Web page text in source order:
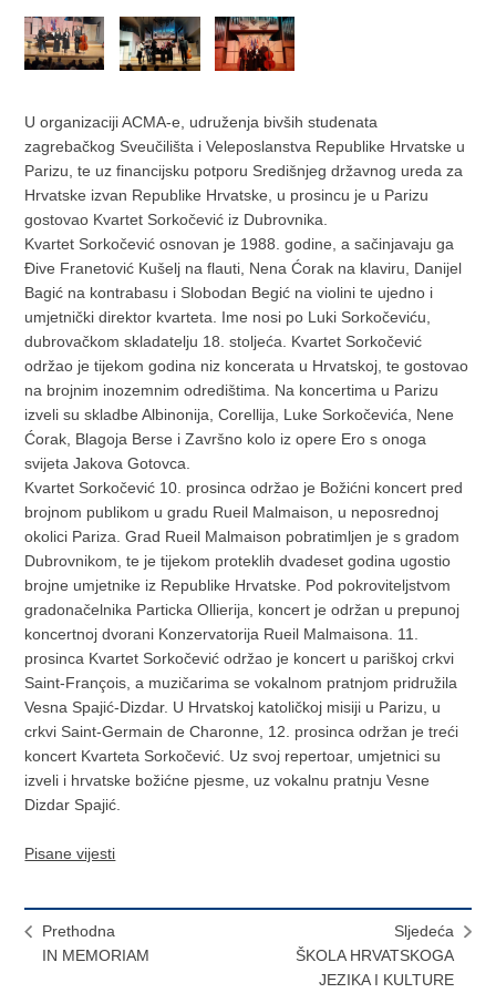
U organizaciji ACMA-e, udruženja bivših studenata
zagrebačkog Sveučilišta i Veleposlanstva Republike Hrvatske u
Parizu, te uz financijsku potporu Središnjeg državnog ureda za
Hrvatske izvan Republike Hrvatske, u prosincu je u Parizu
gostovao Kvartet Sorkočević iz Dubrovnika.
Kvartet Sorkočević osnovan je 1988. godine, a sačinjavaju ga
Đive Franetović Kušelj na flauti, Nena Ćorak na klaviru, Danijel
Bagić na kontrabasu i Slobodan Begić na violini te ujedno i
umjetnički direktor kvarteta. Ime nosi po Luki Sorkočeviću,
dubrovačkom skladatelju 18. stoljeća. Kvartet Sorkočević
održao je tijekom godina niz koncerata u Hrvatskoj, te gostovao
na brojnim inozemnim odredištima. Na koncertima u Parizu
izveli su skladbe Albinonija, Corellija, Luke Sorkočevića, Nene
Ćorak, Blagoja Berse i Završno kolo iz opere Ero s onoga
svijeta Jakova Gotovca.
Kvartet Sorkočević 10. prosinca održao je Božićni koncert pred
brojnom publikom u gradu Rueil Malmaison, u neposrednoj
okolici Pariza. Grad Rueil Malmaison pobratimljen je s gradom
Dubrovnikom, te je tijekom proteklih dvadeset godina ugostio
brojne umjetnike iz Republike Hrvatske. Pod pokroviteljstvom
gradonačelnika Particka Ollierija, koncert je održan u prepunoj
koncertnoj dvorani Konzervatorija Rueil Malmaisona. 11.
prosinca Kvartet Sorkočević održao je koncert u pariškoj crkvi
Saint-François, a muzičarima se vokalnom pratnjom pridružila
Vesna Spajić-Dizdar. U Hrvatskoj katoličkoj misiji u Parizu, u
crkvi Saint-Germain de Charonne, 12. prosinca održan je treći
koncert Kvarteta Sorkočević. Uz svoj repertoar, umjetnici su
izveli i hrvatske božićne pjesme, uz vokalnu pratnju Vesne
Dizdar Spajić.
Pisane vijesti
Prethodna
IN MEMORIAM
Sljedeća
ŠKOLA HRVATSKOGA
JEZIKA I KULTURE